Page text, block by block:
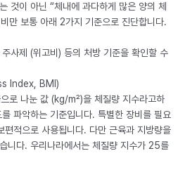
것이 아닌 “체내에 과다하게 많은 양의 체
만 보통 아래 2가지 기준으로 진단합니다.
사제 (위고비) 등의 처방 기준을 확인할 수
Index, BMI)
로 나눈 값 (kg/m²)을 체질량 지수라고하
파악하는 기준입니다. 특별한 장비를 필요
편적으로 사용됩니다. 다만 근육과 지방량을
니다. 우리나라에서는 체질량 지수가 25를